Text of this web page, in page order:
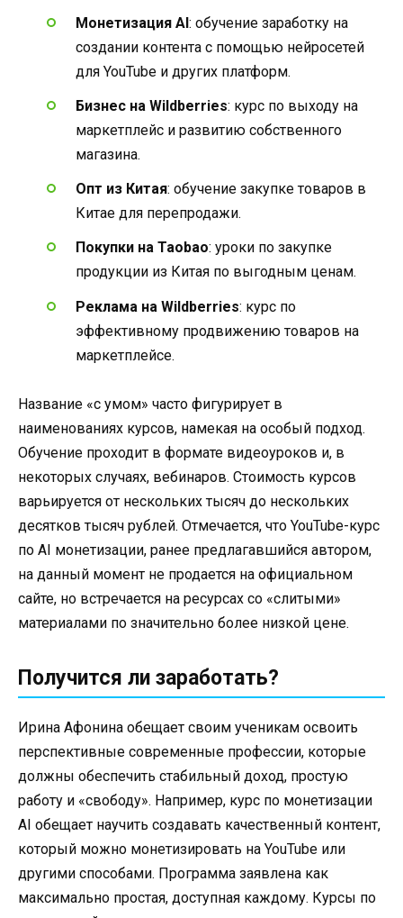
Монетизация AI: обучение заработку на
создании контента с помощью нейросетей
для YouTube и других платформ.
Бизнес на Wildberries: курс по выходу на
маркетплейс и развитию собственного
магазина.
Опт из Китая: обучение закупке товаров в
Китае для перепродажи.
Покупки на Taobao: уроки по закупке
продукции из Китая по выгодным ценам.
Реклама на Wildberries: курс по
эффективному продвижению товаров на
маркетплейсе.
Название «с умом» часто фигурирует в
наименованиях курсов, намекая на особый подход.
Обучение проходит в формате видеоуроков и, в
некоторых случаях, вебинаров. Стоимость курсов
варьируется от нескольких тысяч до нескольких
десятков тысяч рублей. Отмечается, что YouTube-курс
по AI монетизации, ранее предлагавшийся автором,
на данный момент не продается на официальном
сайте, но встречается на ресурсах со «слитыми»
материалами по значительно более низкой цене.
Получится ли заработать?
Ирина Афонина обещает своим ученикам освоить
перспективные современные профессии, которые
должны обеспечить стабильный доход, простую
работу и «свободу». Например, курс по монетизации
AI обещает научить создавать качественный контент,
который можно монетизировать на YouTube или
другими способами. Программа заявлена как
максимально простая, доступная каждому. Курсы по